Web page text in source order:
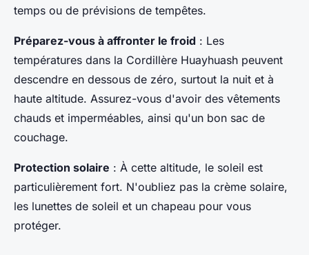
temps ou de prévisions de tempêtes.
Préparez-vous à affronter le froid : Les
températures dans la Cordillère Huayhuash peuvent
descendre en dessous de zéro, surtout la nuit et à
haute altitude. Assurez-vous d'avoir des vêtements
chauds et imperméables, ainsi qu'un bon sac de
couchage.
Protection solaire : À cette altitude, le soleil est
particulièrement fort. N'oubliez pas la crème solaire,
les lunettes de soleil et un chapeau pour vous
protéger.